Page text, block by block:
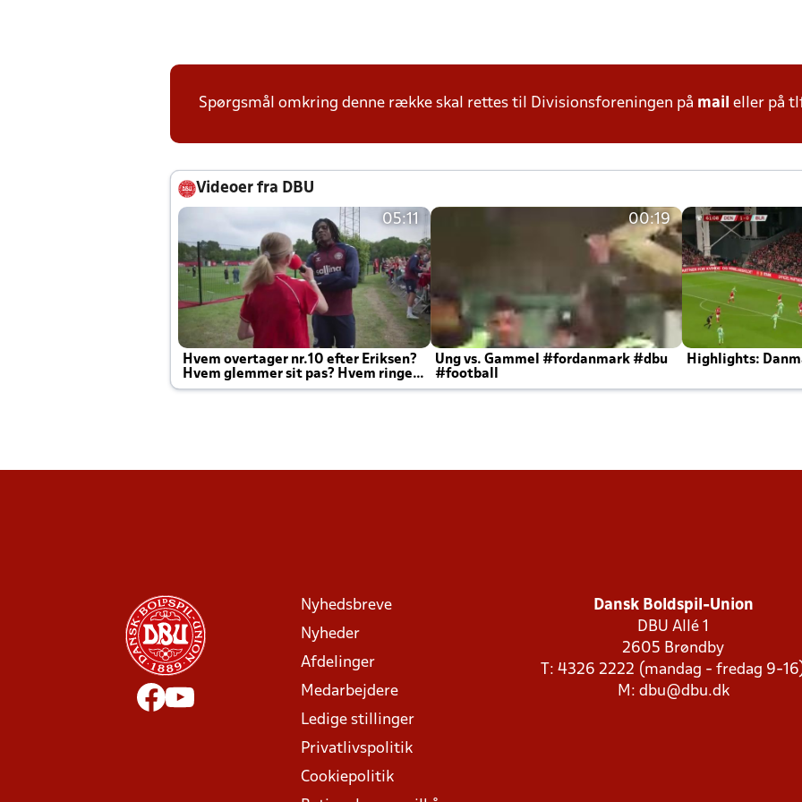
Spørgsmål omkring denne række skal rettes til Divisionsforeningen på mail eller på
Videoer fra DBU
05:11
Hvem overtager nr.10 efter Eriksen?
Hvem glemmer sit pas? Hvem ringer
Joachim altid til efter kampe?
00:19
Ung vs. Gammel #fordanmark #dbu
#football
Highlights:
Nyhedsbreve
Nyheder
Afdelinger
Medarbejdere
Ledige stillinger
Privatlivspolitik
Cookiepolitik
Dansk Boldspil-Union
DBU Allé 1
2605 Brøndby
T: 4326 2222 (mandag - fredag 9-
M: dbu@dbu.dk